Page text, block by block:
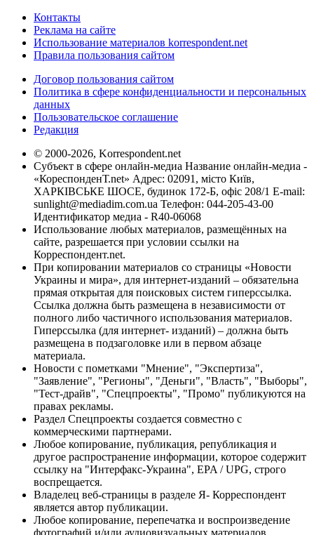
Контакты
Реклама на сайте
Использование материалов korrespondent.net
Правила пользования сайтом
Договор пользования сайтом
Политика в сфере конфиденциальности и персональных
данных
Пользовательское соглашение
Редакция
© 2000-2026, Korrespondent.net
Субъект в сфере онлайн-медиа Название онлайн-медиа -
«КореспонденТ.net» Адрес: 02091, місто Київ,
ХАРКІВСЬКЕ ШОСЕ, будинок 172-Б, офіс 208/1 E-mail:
sunlight@mediadim.com.ua Телефон: 044-205-43-00
Идентификатор медиа - R40-06068
Использование любых материалов, размещённых на
сайте, разрешается при условии ссылки на
Корреспондент.net.
При копировании материалов со страницы «Новости
Украины и мира», для интернет-изданий – обязательна
прямая открытая для поисковых систем гиперссылка.
Ссылка должна быть размещена в независимости от
полного либо частичного использования материалов.
Гиперссылка (для интернет- изданий) – должна быть
размещена в подзаголовке или в первом абзаце
материала.
Новости с пометками "Мнение", "Экспертиза",
"Заявление", "Регионы", "Деньги", "Власть", "Выборы",
"Тест-драйв", "Спецпроекты", "Промо" публикуются на
правах рекламы.
Раздел Спецпроекты создается совместно с
коммерческими партнерами.
Любое копирование, публикация, републикация и
другое распространение информации, которое содержит
ссылку на "Интерфакс-Украина", EPA / UPG, строго
воспрещается.
Владелец веб-страницы в разделе Я- Корреспондент
является автор публикации.
Любое копирование, перепечатка и воспроизведение
фотографий и/или аудиовизуальных материалов,